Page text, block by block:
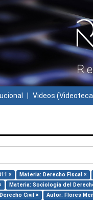
Videos
× Materia: Derecho Fiscal ×
Materia: Sociología del
Civil × Autor: Flores